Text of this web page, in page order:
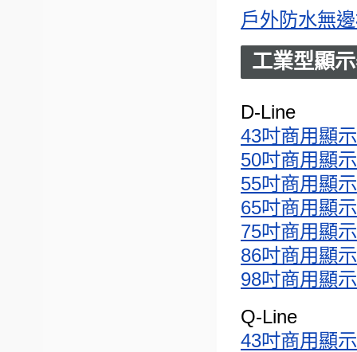
戶外防水無
工業型顯
D-Line
43吋商用顯
50吋商用顯
55吋商用顯
65吋商用顯
75吋商用顯
86吋商用顯
98吋商用顯
Q-Line
43吋商用顯